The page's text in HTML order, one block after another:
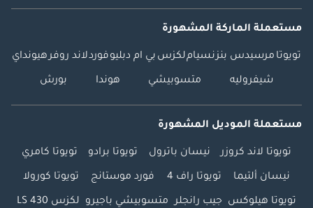
مستعملة الماركة المشهورة
تويوتا مرسيدس بنزنسياملكزس بي ام دبليوفوردلاند روفرهيونداي
شيفروليه متسوبيشي هوندا بورش
مستعملة الموديل المشهورة
تويوتا لاند كروزر نيسان باترول تويوتا برادو تويوتا كامري
نيسان ألتيما تويوتا راف 4 فورد موستانج تويوتا كورولا
تويوتا هيلوكس جيب رانجلر متسوبيشي باجيرو لكزس LS 430